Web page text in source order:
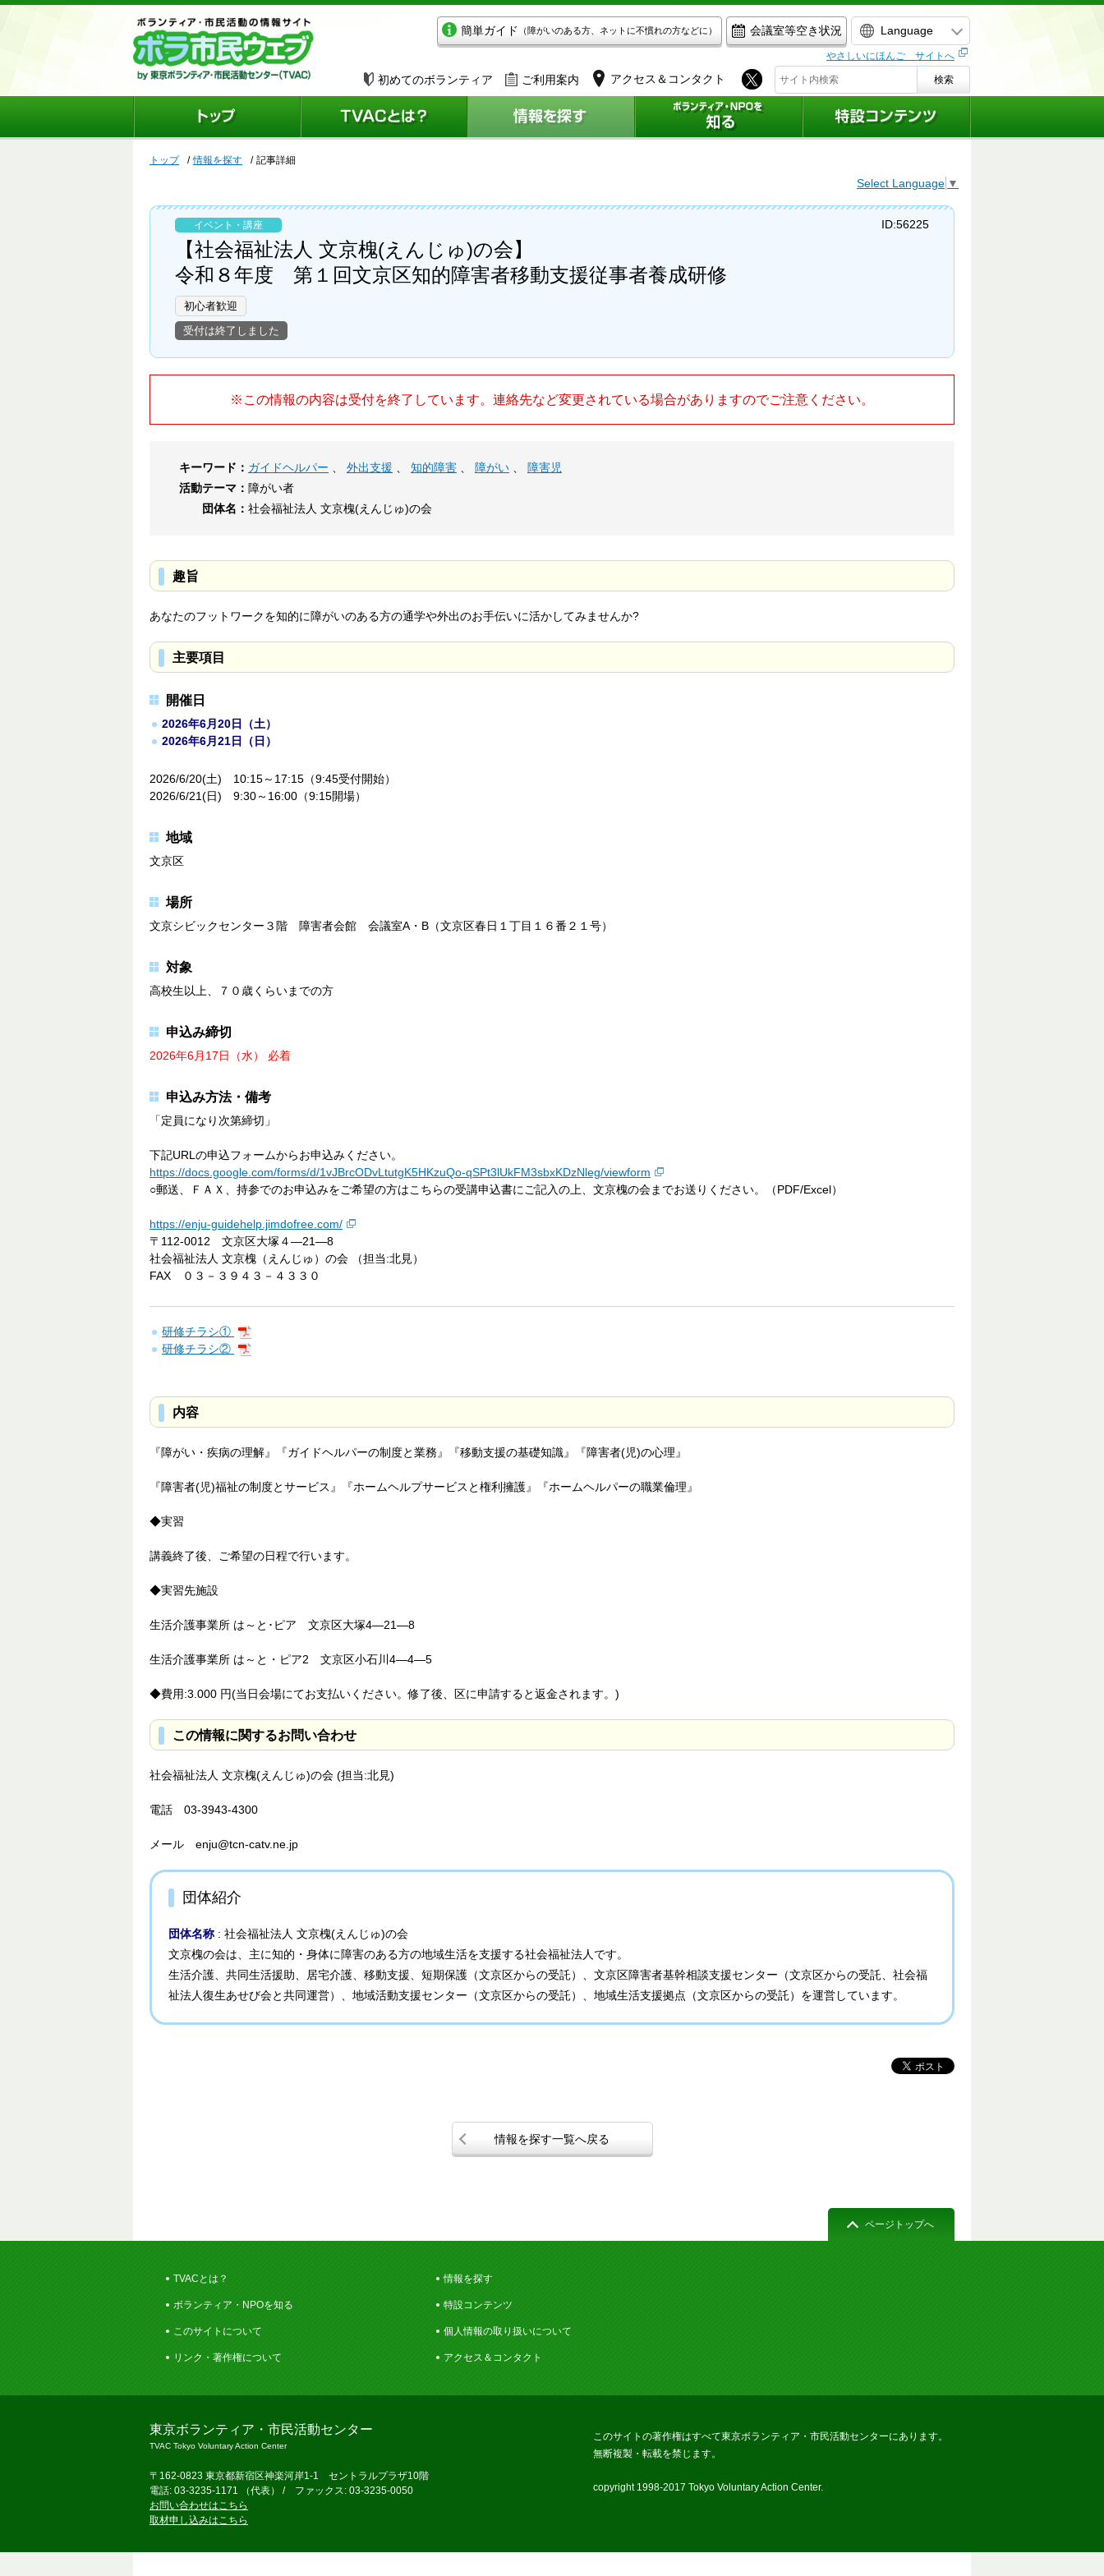
簡単ガイド （障がいのある方、ネットに不慣れの方などに） 会議室等空き状況 Language
やさしいにほんご サイトへ
初めてのボランティア ご利用案内 アクセス＆コンタクト 検索
トップ 情報を探す 記事詳細
Select Language ▼
イベント・講座
【社会福祉法人 文京槐(えんじゅ)の会】
令和８年度 第１回文京区知的障害者移動支援従事者養成研修
初心者歓迎
受付は終了しました
ID:56225
※この情報の内容は受付を終了しています。連絡先など変更されている場合がありますのでご注意ください。
キーワード： ガイドヘルパー 外出支援 知的障害 障がい
障害児
活動テーマ： 障がい者
団体名： 社会福祉法人 文京槐(えんじゅ)の会
趣旨
あなたのフットワークを知的に障がいのある方の通学や外出のお手伝いに活かしてみませんか?
主要項目
開催日
2026年6月20日（土）
2026年6月21日（日）
2026/6/20(土) 10:15～17:15（9:45受付開始）
2026/6/21(日) 9:30～16:00（9:15開場）
地域
文京区
場所
文京シビックセンター３階 障害者会館 会議室A・B（文京区春日１丁目１６番２１号）
対象
高校生以上、７０歳くらいまでの方
申込み締切
2026年6月17日（水） 必着
申込み方法・備考
「定員になり次第締切」
下記URLの申込フォームからお申込みください。
https://docs.google.com/forms/d/1vJBrcODvLtutgK5HKzuQo-qSPt3lUkFM3sbxKDzNleg/viewform
○郵送、ＦＡＸ、持参でのお申込みをご希望の方はこちらの受講申込書にご記入の上、文京槐の会までお送りください。（PDF/Excel）
https://enju-guidehelp.jimdofree.com/
〒112-0012 文京区大塚４―21―8
社会福祉法人 文京槐（えんじゅ）の会 （担当:北見）
FAX ０３－３９４３－４３３０
研修チラシ①
研修チラシ②
内容
『障がい・疾病の理解』『ガイドヘルパーの制度と業務』『移動支援の基礎知識』『障害者(児)の心理』
『障害者(児)福祉の制度とサービス』『ホームヘルプサービスと権利擁護』『ホームヘルパーの職業倫理』
◆実習
講義終了後、ご希望の日程で行います。
◆実習先施設
生活介護事業所 は～と･ピア 文京区大塚4―21―8
生活介護事業所 は～と・ピア2 文京区小石川4―4―5
◆費用:3.000 円(当日会場にてお支払いください。修了後、区に申請すると返金されます。)
この情報に関するお問い合わせ
社会福祉法人 文京槐(えんじゅ)の会 (担当:北見)
電話 03-3943-4300
メール enju@tcn-catv.ne.jp
団体紹介
団体名称 : 社会福祉法人 文京槐(えんじゅ)の会
文京槐の会は、主に知的・身体に障害のある方の地域生活を支援する社会福祉法人です。
生活介護、共同生活援助、居宅介護、移動支援、短期保護（文京区からの受託）、文京区障害者基幹相談支援センター（文京区からの受託、社会福
祉法人復生あせび会と共同運営）、地域活動支援センター（文京区からの受託）、地域生活支援拠点（文京区からの受託）を運営しています。
情報を探す一覧へ戻る
TVACとは？ 情報を探す
ボランティア・NPOを知る 特設コンテンツ
このサイトについて 個人情報の取り扱いについて
リンク・著作権について アクセス＆コンタクト
ページトップへ
東京ボランティア・市民活動センター
TVAC Tokyo Voluntary Action Center
〒162-0823 東京都新宿区神楽河岸1-1 セントラルプラザ10階
電話: 03-3235-1171 （代表） / ファックス: 03-3235-0050
お問い合わせはこちら
取材申し込みはこちら
このサイトの著作権はすべて東京ボランティア・市民活動センターにあります。
無断複製・転載を禁じます。
copyright 1998-2017 Tokyo Voluntary Action Center.